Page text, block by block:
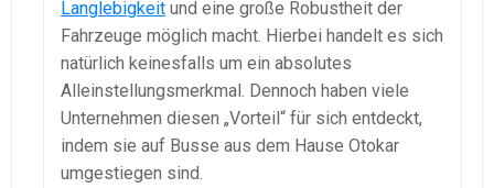
Langlebigkeit und eine große Robustheit der
Fahrzeuge möglich macht. Hierbei handelt es sich
natürlich keinesfalls um ein absolutes
Alleinstellungsmerkmal. Dennoch haben viele
Unternehmen diesen „Vorteil“ für sich entdeckt,
indem sie auf Busse aus dem Hause Otokar
umgestiegen sind.